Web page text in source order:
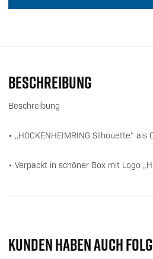
BESCHREIBUNG
Beschreibung
• „HOCKENHEIMRING Silhouette“ als
• Verpackt in schöner Box mit Logo
KUNDEN HABEN AUCH